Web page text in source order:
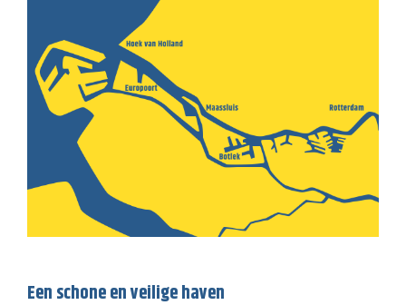
Een schone en veilige haven